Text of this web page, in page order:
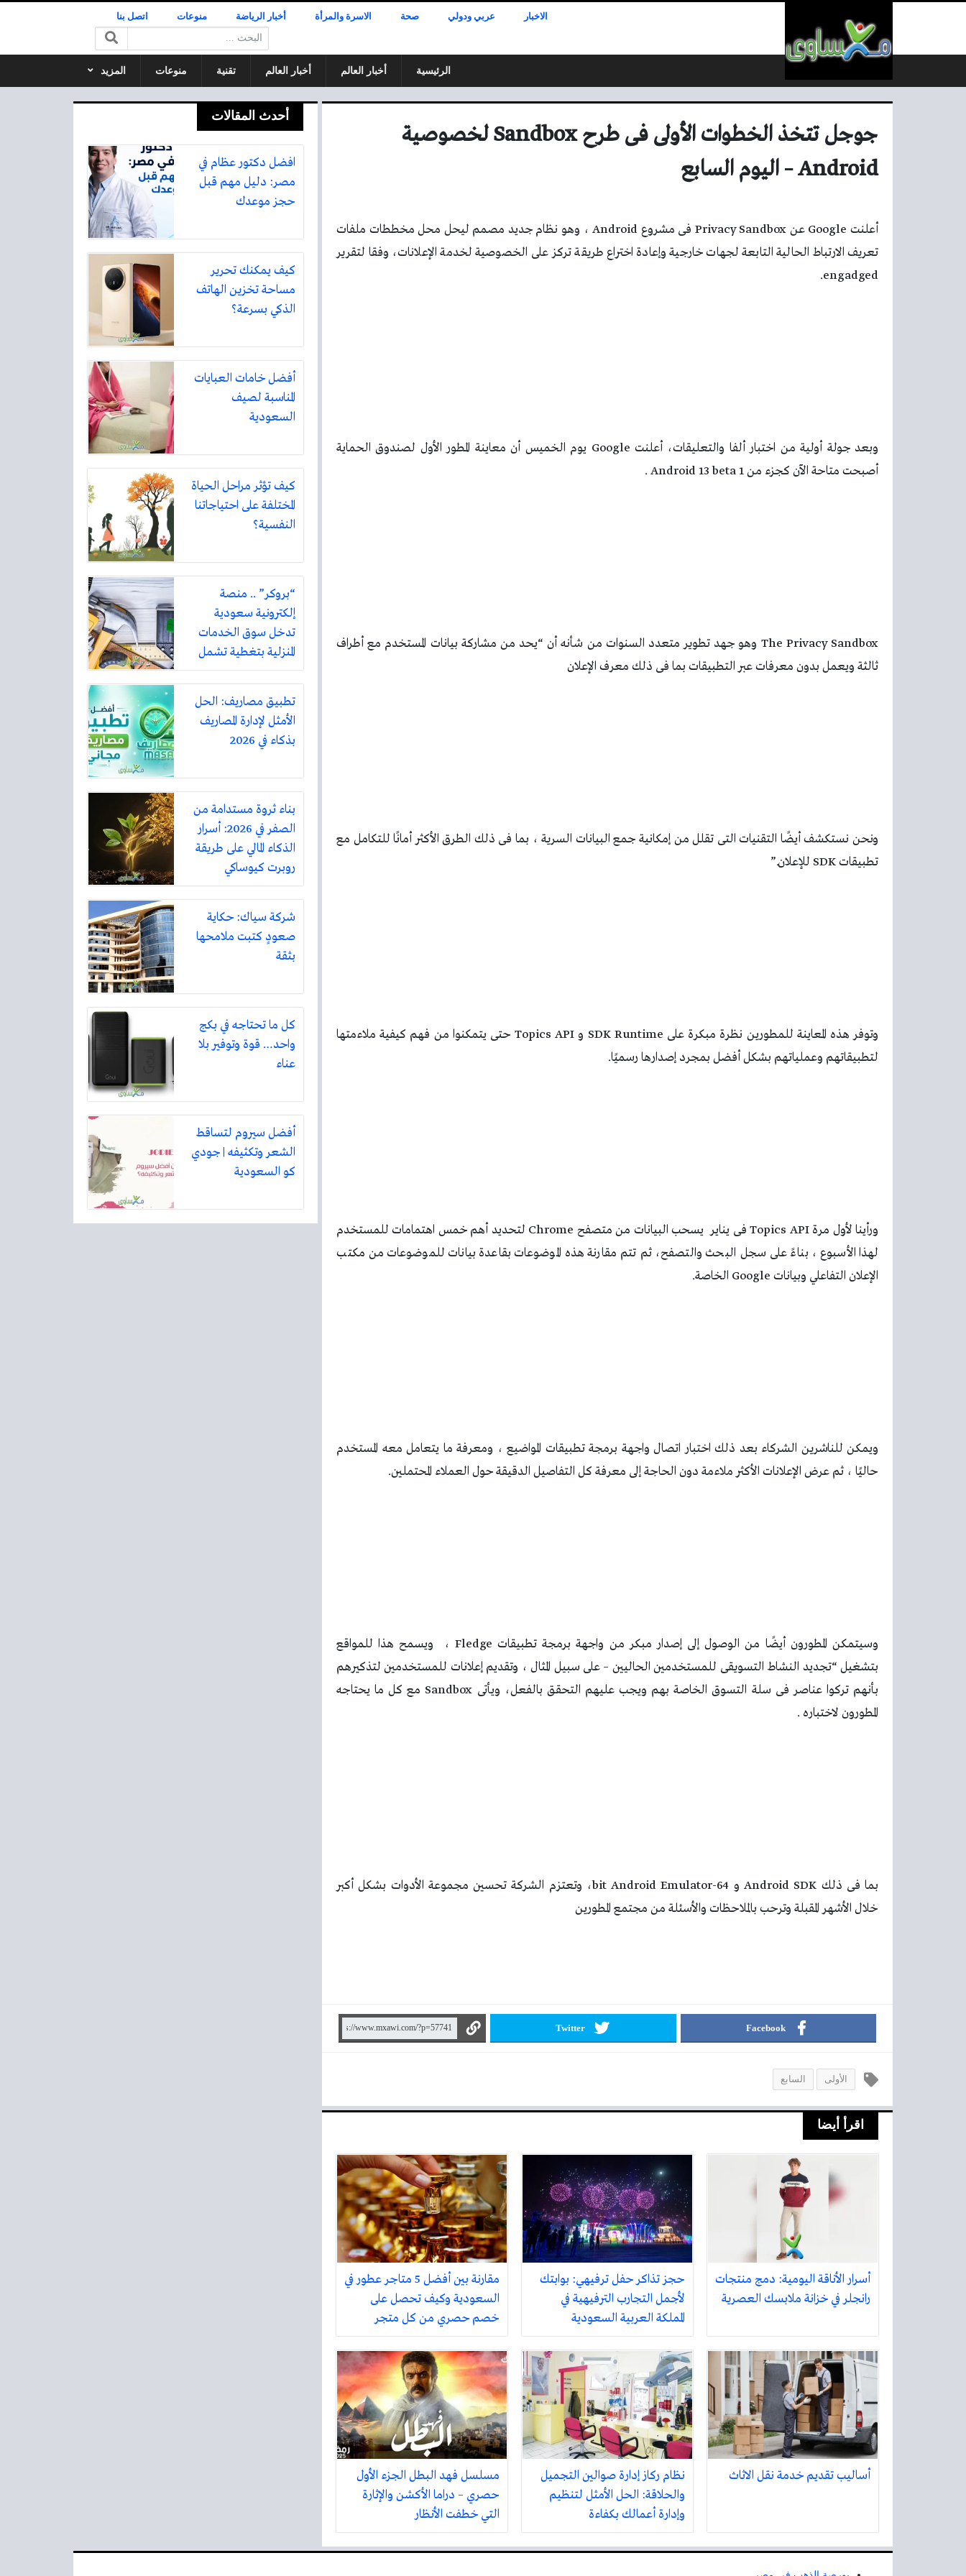
الاخبار عربي ودولي صحة الاسرة والمرأة أخبار الرياضة منوعات اتصل بنا
البحث:
الرئيسية أخبار العالم أخبار العالم تقنية منوعات المزيد
جوجل تتخذ الخطوات الأولى فى طرح Sandbox لخصوصية
Android – اليوم السابع
أعلنت Google عن Privacy Sandbox فى مشروع Android ، وهو نظام جديد مصمم ليحل محل مخططات ملفات
تعريف الارتباط الحالية التابعة لجهات خارجية وإعادة اختراع طريقة تركز على الخصوصية لخدمة الإعلانات، وفقا لتقرير
engadged.
وبعد جولة أولية من اختبار ألفا والتعليقات، أعلنت Google يوم الخميس أن معاينة المطور الأول لصندوق الحماية
أصبحت متاحة الآن كجزء من Android 13 beta 1 .
The Privacy Sandbox وهو جهد تطوير متعدد السنوات من شأنه أن “يحد من مشاركة بيانات المستخدم مع أطراف
ثالثة ويعمل بدون معرفات عبر التطبيقات بما فى ذلك معرف الإعلان
ونحن نستكشف أيضًا التقنيات التى تقلل من إمكانية جمع البيانات السرية ، بما فى ذلك الطرق الأكثر أمانًا للتكامل مع
تطبيقات SDK للإعلان.”
وتوفر هذه المعاينة للمطورين نظرة مبكرة على SDK Runtime و Topics API حتى يتمكنوا من فهم كيفية ملاءمتها
لتطبيقاتهم وعملياتهم بشكل أفضل بمجرد إصدارها رسميًا.
ورأينا لأول مرة Topics API فى يناير يسحب البيانات من متصفح Chrome لتحديد أهم خمس اهتمامات للمستخدم
لهذا الأسبوع ، بناءً على سجل البحث والتصفح، ثم تتم مقارنة هذه الموضوعات بقاعدة بيانات للموضوعات من مكتب
الإعلان التفاعلي وبيانات Google الخاصة.
ويمكن للناشرين الشركاء بعد ذلك اختبار اتصال واجهة برمجة تطبيقات المواضيع ، ومعرفة ما يتعامل معه المستخدم
حاليًا ، ثم عرض الإعلانات الأكثر ملاءمة دون الحاجة إلى معرفة كل التفاصيل الدقيقة حول العملاء المحتملين.
وسيتمكن المطورون أيضًا من الوصول إلى إصدار مبكر من واجهة برمجة تطبيقات Fledge ، ويسمح هذا للمواقع
بتشغيل “تجديد النشاط التسويقى للمستخدمين الحاليين – على سبيل المثال ، وتقديم إعلانات للمستخدمين لتذكيرهم
بأنهم تركوا عناصر فى سلة التسوق الخاصة بهم ويجب عليهم التحقق بالفعل، ويأتى Sandbox مع كل ما يحتاجه
المطورون لاختباره .
بما فى ذلك Android SDK و 64-bit Android Emulator، وتعتزم الشركة تحسين مجموعة الأدوات بشكل أكبر
خلال الأشهر المقبلة وترحب بالملاحظات والأسئلة من مجتمع المطورين
Facebook
Twitter
الأولى السابع
اقرأ أيضا
أسرار الأناقة اليومية: دمج منتجات
رانجلر في خزانة ملابسك العصرية
حجز تذاكر حفل ترفيهي: بوابتك
لأجمل التجارب الترفيهية في
المملكة العربية السعودية
مقارنة بين أفضل 5 متاجر عطور في
السعودية وكيف تحصل على
خصم حصري من كل متجر
أساليب تقديم خدمة نقل الاثاث
نظام ركاز إدارة صوالين التجميل
والحلاقة: الحل الأمثل لتنظيم
وإدارة أعمالك بكفاءة
مسلسل فهد البطل الجزء الأول
حصري – دراما الأكشن والإثارة
التي خطفت الأنظار
أحدث المقالات
افضل دكتور عظام في
مصر: دليل مهم قبل
حجز موعدك
كيف يمكنك تحرير
مساحة تخزين الهاتف
الذكي بسرعة؟
أفضل خامات العبايات
المناسبة لصيف
السعودية
كيف تؤثر مراحل الحياة
المختلفة على احتياجاتنا
النفسية؟
“بروكر” .. منصة
إلكترونية سعودية
تدخل سوق الخدمات
المنزلية بتغطية تشمل
أكثر من ثلاثين مدينة
تطبيق مصاريف: الحل
الأمثل لإدارة المصاريف
بذكاء في 2026
بناء ثروة مستدامة من
الصفر في 2026: أسرار
الذكاء المالي على طريقة
روبرت كيوساكي
شركة سياك: حكاية
صعودٍ كتبت ملامحها
بثقة
كل ما تحتاجه في بكج
واحد… قوة وتوفير بلا
عناء
أفضل سيروم لتساقط
الشعر وتكثيفه | جودي
كو السعودية